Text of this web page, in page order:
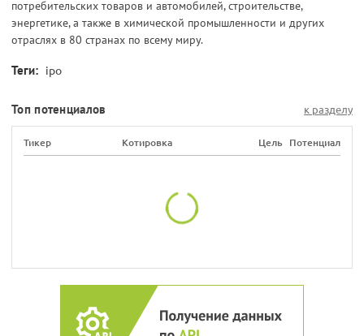
потребительских товаров и автомобилей, строительстве,
энергетике, а также в химической промышленности и других
отраслях в 80 странах по всему миру.
Теги: ipo
Топ потенциалов к разделу
Тикер Котировка Цель Потенциал